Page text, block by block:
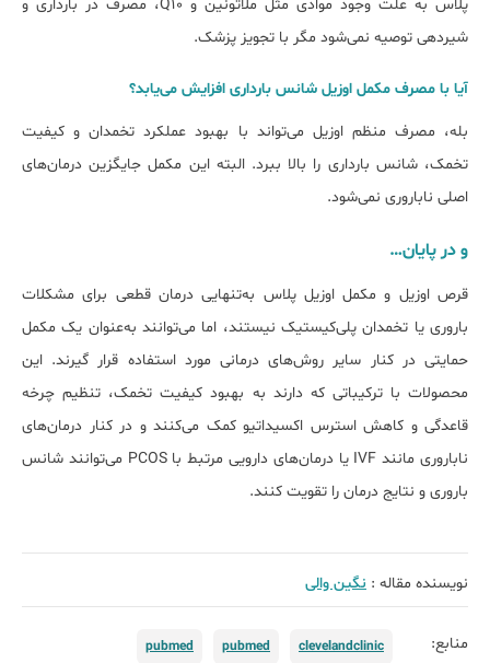
پلاس به علت وجود موادی مثل ملاتونین و Q10، مصرف در بارداری و
شیردهی توصیه نمی‌شود مگر با تجویز پزشک.
آیا با مصرف مکمل اوزیل شانس بارداری افزایش می‌یابد؟
بله، مصرف منظم اوزیل می‌تواند با بهبود عملکرد تخمدان و کیفیت
تخمک، شانس بارداری را بالا ببرد. البته این مکمل جایگزین درمان‌های
اصلی ناباروری نمی‌شود.
و در پایان…
قرص اوزیل و مکمل اوزیل پلاس به‌تنهایی درمان قطعی برای مشکلات
باروری یا تخمدان پلی‌کیستیک نیستند، اما می‌توانند به‌عنوان یک مکمل
حمایتی در کنار سایر روش‌های درمانی مورد استفاده قرار گیرند. این
محصولات با ترکیباتی که دارند به بهبود کیفیت تخمک، تنظیم چرخه
قاعدگی و کاهش استرس اکسیداتیو کمک می‌کنند و در کنار درمان‌های
ناباروری مانند IVF یا درمان‌های دارویی مرتبط با PCOS می‌توانند شانس
باروری و نتایج درمان را تقویت کنند.
نویسنده مقاله : نگین والی
منابع: clevelandclinic
pubmed
pubmed